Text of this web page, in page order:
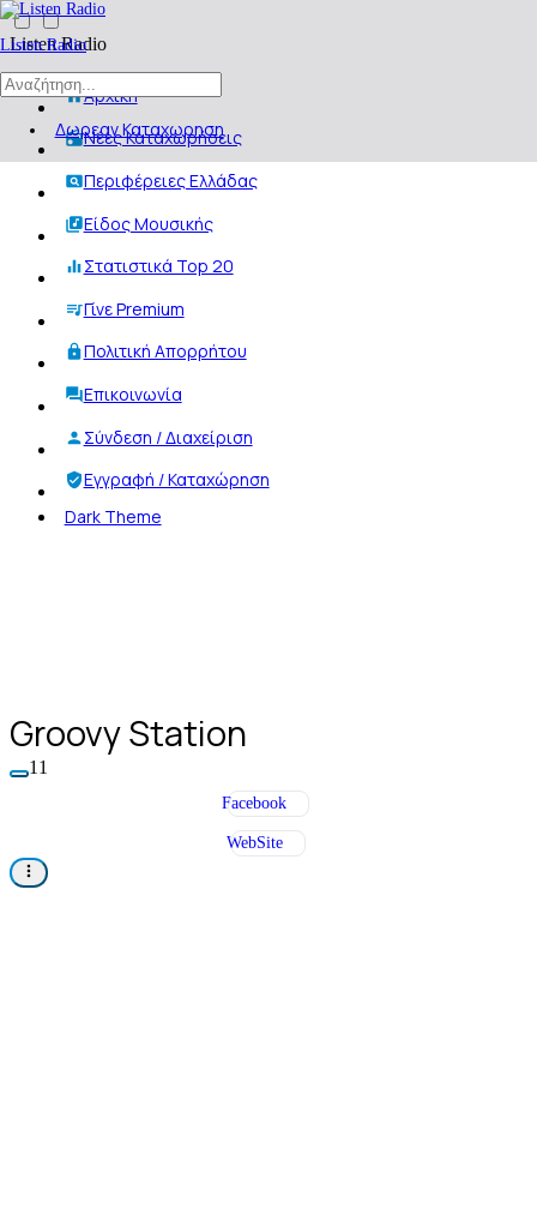
Listen Radio
Δωρεαν Καταχωρηση
Listen Radio
Αρχική
Νέες Καταχωρήσεις
Περιφέρειες Ελλάδας
Είδος Μουσικής
Στατιστικά Top 20
Γίνε Premium
Πολιτική Απορρήτου
Επικοινωνία
Σύνδεση / Διαχείριση
Εγγραφή / Καταχώρηση
Dark Theme
Groovy Station
11
Facebook
WebSite